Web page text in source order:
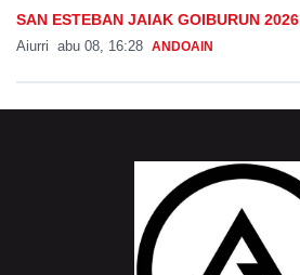
SAN ESTEBAN JAIAK GOIBURUN 2026
Aiurri abu 08, 16:28 ANDOAIN